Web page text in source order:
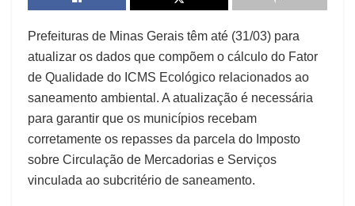
Prefeituras de Minas Gerais têm até (31/03) para
atualizar os dados que compõem o cálculo do Fator
de Qualidade do ICMS Ecológico relacionados ao
saneamento ambiental. A atualização é necessária
para garantir que os municípios recebam
corretamente os repasses da parcela do Imposto
sobre Circulação de Mercadorias e Serviços
vinculada ao subcritério de saneamento.